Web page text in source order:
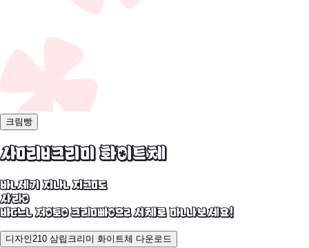
크림빵
삼립크리미 화이트체
반세기 지난 지금도
사랑
받는 정통 크림빵을 서체로 만나보세요!
디자인210 삼립크리미 화이트체 다운로드